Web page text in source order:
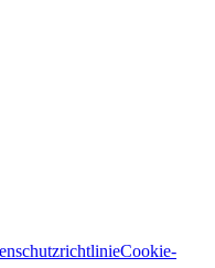
Cookie-